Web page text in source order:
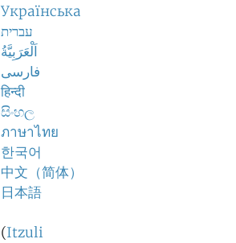
Українська
עברית
اَلْعَرَبِيَّةُ
فارسی
हिन्दी
සිංහල
ภาษาไทย
한국어
中文（简体）
日本語
(Itzuli